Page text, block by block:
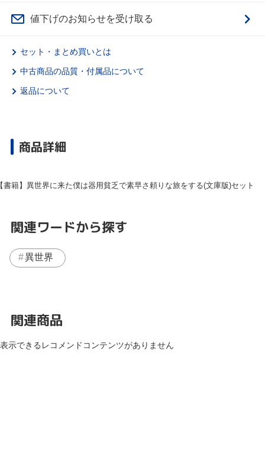
値下げのお知らせを受け取る
セット・まとめ買いとは
中古商品の品質・付属品について
返品について
商品詳細
書籍】異世界に来た僕は器用貧乏で素早さ頼りな旅をする(文庫版)セット
関連ワードから探す
異世界
関連商品
表示できるレコメンドコンテンツがありません